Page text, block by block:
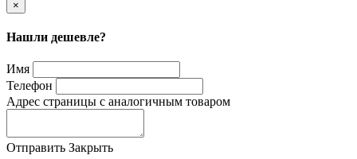
×
Нашли дешевле?
Имя
Телефон
Адрес страницы с аналогичным товаром
Отправить Закрыть